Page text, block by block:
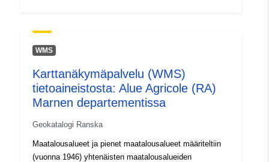
WMS
Karttanäkymäpalvelu (WMS)
tietoaineistosta: Alue Agricole (RA)
Marnen departementissa
Geokatalogi Ranska
Maatalousalueet ja pienet maatalousalueet määriteltiin
(vuonna 1946) yhtenäisten maatalousalueiden